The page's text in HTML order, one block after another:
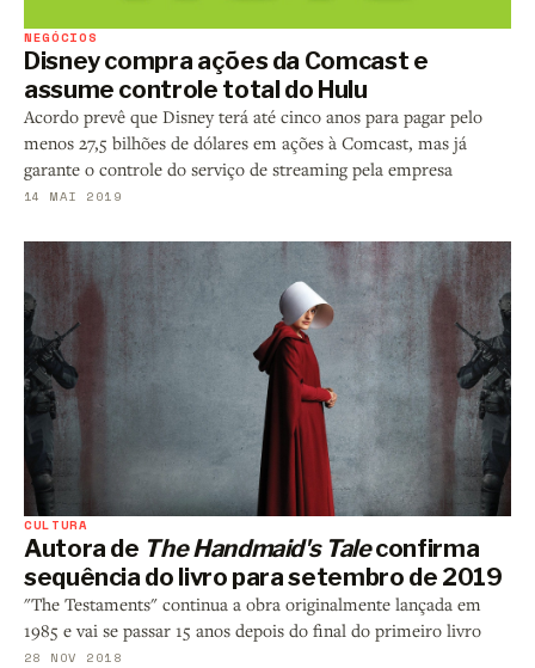
NEGÓCIOS
Disney compra ações da Comcast e
assume controle total do Hulu
Acordo prevê que Disney terá até cinco anos para pagar pelo
menos 27,5 bilhões de dólares em ações à Comcast, mas já
garante o controle do serviço de streaming pela empresa
14 MAI 2019
CULTURA
Autora de The Handmaid's Taleconfirma
sequência do livro para setembro de 2019
"The Testaments" continua a obra originalmente lançada em
1985 e vai se passar 15 anos depois do final do primeiro livro
28 NOV 2018